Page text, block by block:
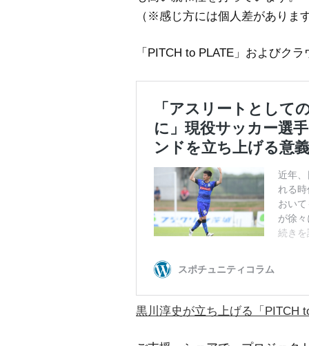
（※感じ方には個人差があります
「PITCH to PLATE」およびク
黒川淳史が立ち上げる「PITCH